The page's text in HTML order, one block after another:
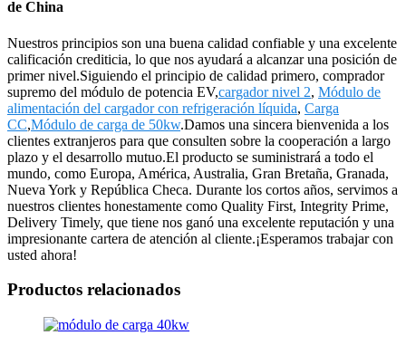
de China
Nuestros principios son una buena calidad confiable y una excelente
calificación crediticia, lo que nos ayudará a alcanzar una posición de
primer nivel.Siguiendo el principio de calidad primero, comprador
supremo del módulo de potencia EV,cargador nivel 2, Módulo de
alimentación del cargador con refrigeración líquida, Carga
CC,Módulo de carga de 50kw.Damos una sincera bienvenida a los
clientes extranjeros para que consulten sobre la cooperación a largo
plazo y el desarrollo mutuo.El producto se suministrará a todo el
mundo, como Europa, América, Australia, Gran Bretaña, Granada,
Nueva York y República Checa. Durante los cortos años, servimos a
nuestros clientes honestamente como Quality First, Integrity Prime,
Delivery Timely, que tiene nos ganó una excelente reputación y una
impresionante cartera de atención al cliente.¡Esperamos trabajar con
usted ahora!
Productos relacionados